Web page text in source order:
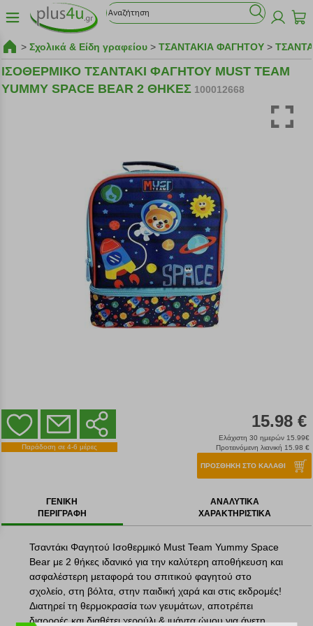
> Σχολικά & Είδη γραφείου > ΤΣΑΝΤΑΚΙΑ ΦΑΓΗΤΟΥ >
ΙΣΟΘΕΡΜΙΚΟ ΤΣΑΝΤΑΚΙ ΦΑΓΗΤΟΥ MUST TEAM
YUMMY SPACE BEAR 2 ΘΗΚΕΣ 100012668
Παράδοση σε 4-6 μέρες
15.98 €
Ελάχιστη 30 ημερών 15.99€
Προτεινόμενη λιανική 15.98 €
ΠΡΟΣΘΗΚΗ ΣΤΟ ΚΑΛΑΘΙ
ΓΕΝΙΚΗ
ΠΕΡΙΓΡΑΦΗ
ΑΝΑΛΥΤΙΚΑ
ΧΑΡΑΚΤΗΡΙΣΤΙΚΑ
Τσαντάκι Φαγητού Ισοθερμικό Must Team Yummy Space
Bear με 2 θήκες ιδανικό για την καλύτερη αποθήκευση και
ασφαλέστερη μεταφορά του σπιτικού φαγητού στο
σχολείο, στη βόλτα, στην παιδική χαρά και στις εκδρομές!
Διατηρεί τη θερμοκρασία των γευμάτων, αποτρέπει
διαρροές και διαθέτει χερούλι & ιμάντα ώμου για άνετη